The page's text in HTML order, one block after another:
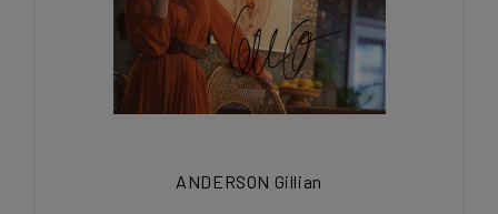
ANDERSON Gillian